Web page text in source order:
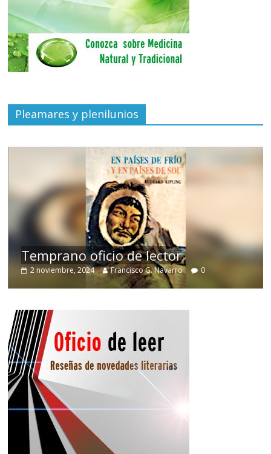
Pleamares y plenilunios
Temprano oficio de lector
2 noviembre, 2024 Francisco G. Navarro 0